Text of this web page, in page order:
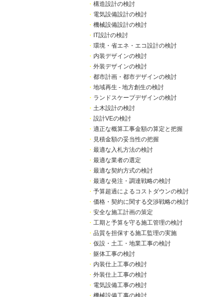
・ 構造設計の検討
・ 電気設備設計の検討
・ 機械設備設計の検討
・ IT設計の検討
・ 環境・省エネ・エコ設計の検討
・ 内装デザインの検討
・ 外装デザインの検討
・ 都市計画・都市デザインの検討
・ 地域再生 - 地方創生の検討
・ ランドスケープデザインの検討
・ 土木設計の検討
・ 設計VEの検討
・ 適正な概算工事金額の算定と把握
・ 見積金額の妥当性の把握
・ 最適な入札方法の検討
・ 最適な業者の選定
・ 最適な契約方式の検討
・ 最適な発注・調達戦略の検討
・ 予算超過によるコストダウンの検討
・ 価格・契約に関する交渉戦略の検討
・ 安全な施工計画の策定
・ 工期と予算を守る施工管理の検討
・ 品質を担保する施工監理の実施
・ 仮設・土工・地業工事の検討
・ 躯体工事の検討
・ 内装仕上工事の検討
・ 外装仕上工事の検討
・ 電気設備工事の検討
・ 機械設備工事の検討